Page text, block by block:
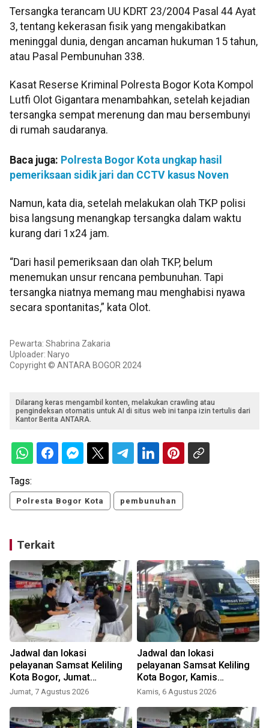
Tersangka terancam UU KDRT 23/2004 Pasal 44 Ayat
3, tentang kekerasan fisik yang mengakibatkan
meninggal dunia, dengan ancaman hukuman 15 tahun,
atau Pasal Pembunuhan 338.
Kasat Reserse Kriminal Polresta Bogor Kota Kompol
Lutfi Olot Gigantara menambahkan, setelah kejadian
tersangka sempat merenung dan mau bersembunyi
di rumah saudaranya.
Baca juga: Polresta Bogor Kota ungkap hasil
pemeriksaan sidik jari dan CCTV kasus Noven
Namun, kata dia, setelah melakukan olah TKP polisi
bisa langsung menangkap tersangka dalam waktu
kurang dari 1x24 jam.
“Dari hasil pemeriksaan dan olah TKP, belum
menemukan unsur rencana pembunuhan. Tapi
tersangka niatnya memang mau menghabisi nyawa
secara spontanitas,” kata Olot.
Pewarta: Shabrina Zakaria
Uploader: Naryo
Copyright © ANTARA BOGOR 2024
Dilarang keras mengambil konten, melakukan crawling atau
pengindeksan otomatis untuk AI di situs web ini tanpa izin tertulis dari
Kantor Berita ANTARA.
Tags:
Polresta Bogor Kota pembunuhan
Terkait
Jadwal dan lokasi
pelayanan Samsat Keliling
Kota Bogor, Jumat
(7/8/2026)
Jumat, 7 Agustus 2026
Jadwal dan lokasi
pelayanan Samsat Keliling
Kota Bogor, Kamis
(5/8/2026)
Kamis, 6 Agustus 2026